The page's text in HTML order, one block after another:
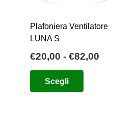
Plafoniera Ventilatore
LUNA S
€20,00 - €82,00
Scegli